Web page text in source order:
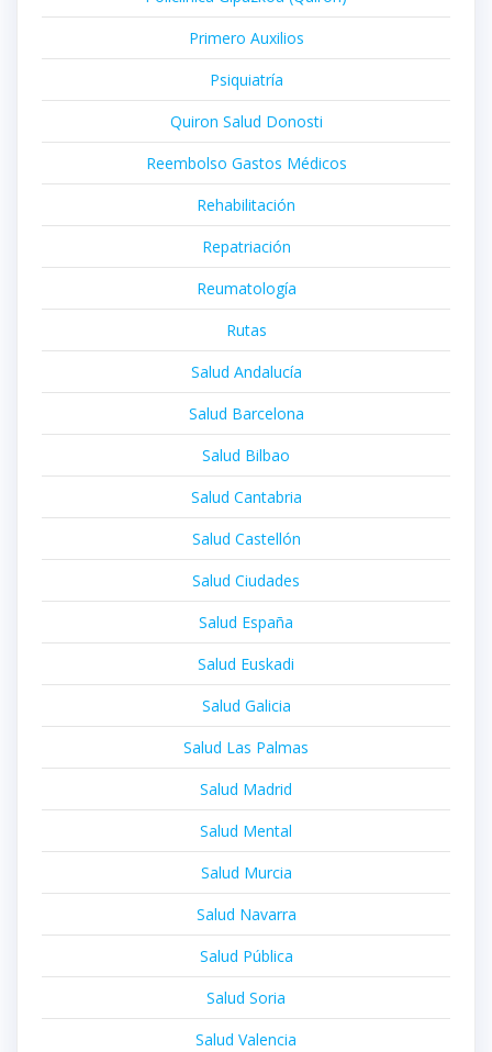
Primero Auxilios
Psiquiatría
Quiron Salud Donosti
Reembolso Gastos Médicos
Rehabilitación
Repatriación
Reumatología
Rutas
Salud Andalucía
Salud Barcelona
Salud Bilbao
Salud Cantabria
Salud Castellón
Salud Ciudades
Salud España
Salud Euskadi
Salud Galicia
Salud Las Palmas
Salud Madrid
Salud Mental
Salud Murcia
Salud Navarra
Salud Pública
Salud Soria
Salud Valencia